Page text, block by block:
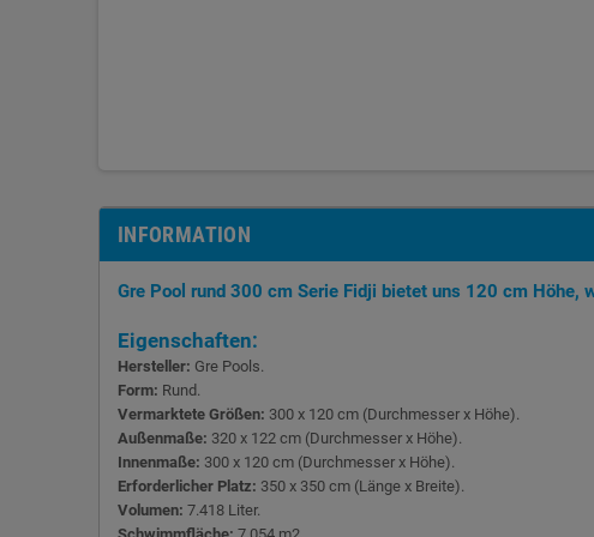
INFORMATION
Gre Pool rund 300 cm Serie Fidji bietet uns 120 cm Höhe,
Eigenschaften:
Hersteller: Gre Pools.
Form: Rund.
Vermarktete Größen: 300 x 120 cm (Durchmesser x Höhe).
Außenmaße: 320 x 122 cm (Durchmesser x Höhe).
Innenmaße: 300 x 120 cm (Durchmesser x Höhe).
Erforderlicher Platz: 350 x 350 cm (Länge x Breite).
Volumen: 7.418 Liter.